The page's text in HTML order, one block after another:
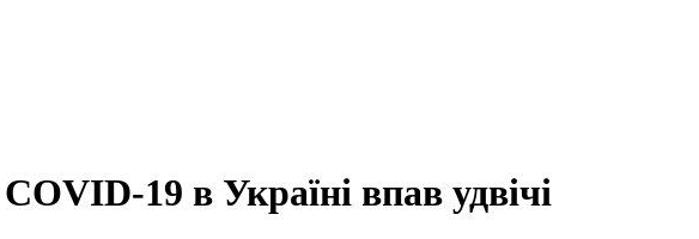
19 в Україні впав удвічі